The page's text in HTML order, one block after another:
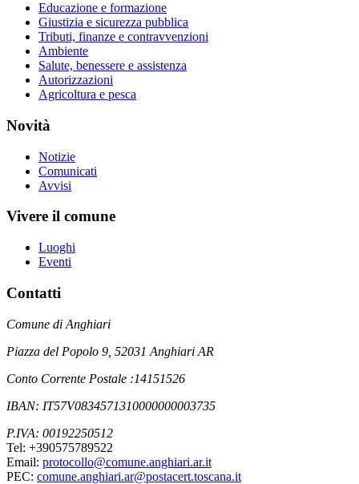
Educazione e formazione
Giustizia e sicurezza pubblica
Tributi, finanze e contravvenzioni
Ambiente
Salute, benessere e assistenza
Autorizzazioni
Agricoltura e pesca
Novità
Notizie
Comunicati
Avvisi
Vivere il comune
Luoghi
Eventi
Contatti
Comune di Anghiari
Piazza del Popolo 9, 52031 Anghiari AR
Conto Corrente Postale :14151526
IBAN: IT57V0834571310000000003735
P.IVA: 00192250512
Tel: +390575789522
Email: protocollo@comune.anghiari.ar.it
PEC: comune.anghiari.ar@postacert.toscana.it